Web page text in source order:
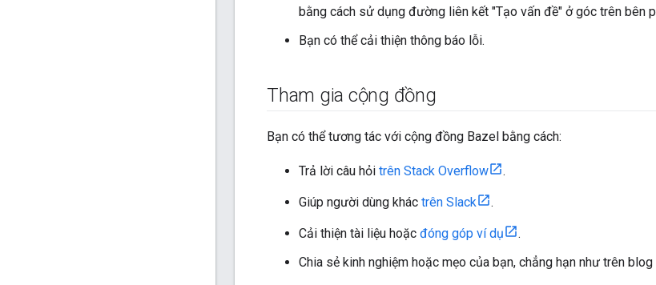
bằng cách sử dụng đường liên kết "Tạo vấn đề" ở góc trên bên
Bạn có thể cải thiện thông báo lỗi.
Tham gia cộng đồng
Bạn có thể tương tác với cộng đồng Bazel bằng cách:
Trả lời câu hỏi trên Stack Overflow .
Giúp người dùng khác trên Slack .
Cải thiện tài liệu hoặc đóng góp ví dụ
.
Chia sẻ kinh nghiệm hoặc mẹo của bạn, chẳng hạn như trên